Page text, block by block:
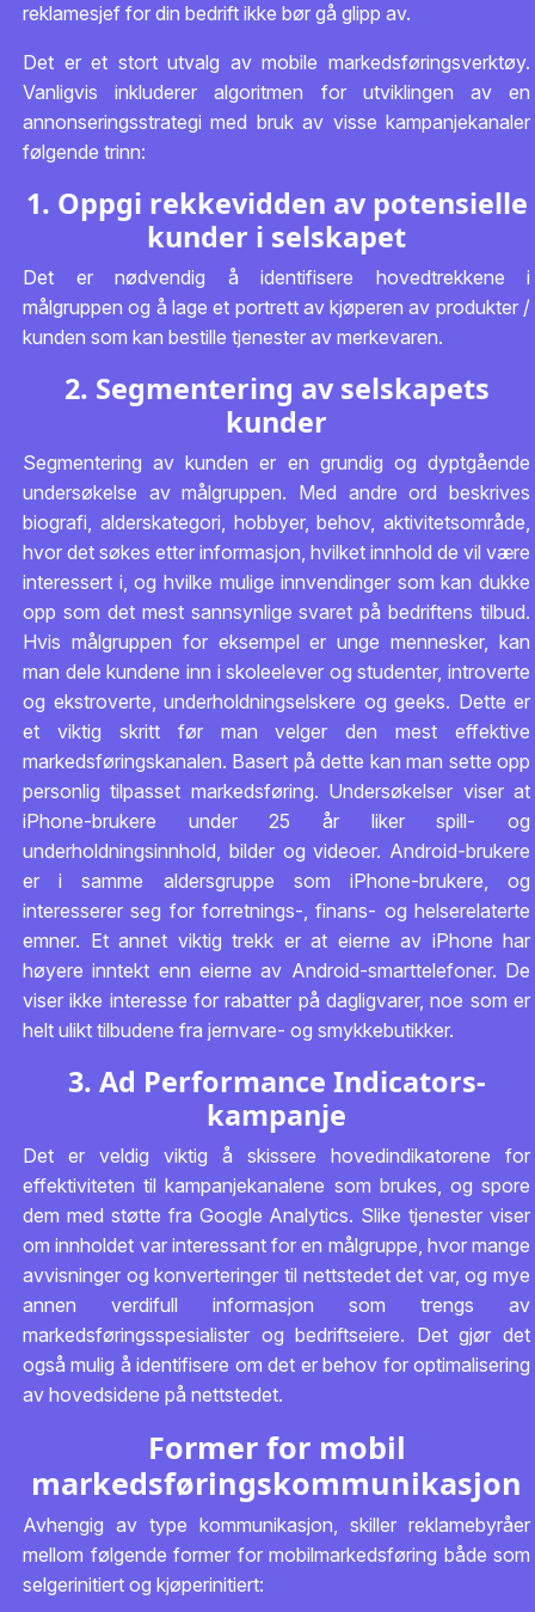
reklamesjef for din bedrift ikke bør gå glipp av.
Det er et stort utvalg av mobile markedsføringsverktøy.
Vanligvis inkluderer algoritmen for utviklingen av en
annonseringsstrategi med bruk av visse kampanjekanaler
følgende trinn:
1. Oppgi rekkevidden av potensielle
kunder i selskapet
Det er nødvendig å identifisere hovedtrekkene i
målgruppen og å lage et portrett av kjøperen av produkter /
kunden som kan bestille tjenester av merkevaren.
2. Segmentering av selskapets
kunder
Segmentering av kunden er en grundig og dyptgående
undersøkelse av målgruppen. Med andre ord beskrives
biografi, alderskategori, hobbyer, behov, aktivitetsområde,
hvor det søkes etter informasjon, hvilket innhold de vil være
interessert i, og hvilke mulige innvendinger som kan dukke
opp som det mest sannsynlige svaret på bedriftens tilbud.
Hvis målgruppen for eksempel er unge mennesker, kan
man dele kundene inn i skoleelever og studenter, introverte
og ekstroverte, underholdningselskere og geeks. Dette er
et viktig skritt før man velger den mest effektive
markedsføringskanalen. Basert på dette kan man sette opp
personlig tilpasset markedsføring. Undersøkelser viser at
iPhone-brukere under 25 år liker spill- og
underholdningsinnhold, bilder og videoer. Android-brukere
er i samme aldersgruppe som iPhone-brukere, og
interesserer seg for forretnings-, finans- og helserelaterte
emner. Et annet viktig trekk er at eierne av iPhone har
høyere inntekt enn eierne av Android-smarttelefoner. De
viser ikke interesse for rabatter på dagligvarer, noe som er
helt ulikt tilbudene fra jernvare- og smykkebutikker.
3. Ad Performance Indicators-
kampanje
Det er veldig viktig å skissere hovedindikatorene for
effektiviteten til kampanjekanalene som brukes, og spore
dem med støtte fra Google Analytics. Slike tjenester viser
om innholdet var interessant for en målgruppe, hvor mange
avvisninger og konverteringer til nettstedet det var, og mye
annen verdifull informasjon som trengs av
markedsføringsspesialister og bedriftseiere. Det gjør det
også mulig å identifisere om det er behov for optimalisering
av hovedsidene på nettstedet.
Former for mobil
markedsføringskommunikasjon
Avhengig av type kommunikasjon, skiller reklamebyråer
mellom følgende former for mobilmarkedsføring både som
selgerinitiert og kjøperinitiert: